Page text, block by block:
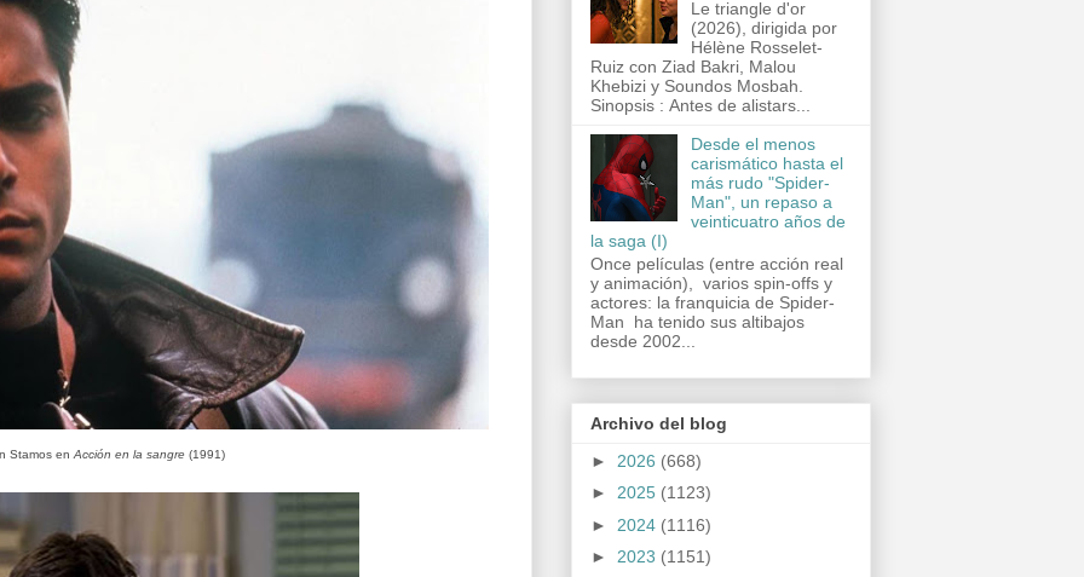
Stamos enAcción en la sangre (1991)
Le triangle d'or
(2026), dirigida por
Hélène Rosselet-
Ruiz con Ziad Bakri, Malou
Khebizi y Soundos Mosbah.
Sinopsis : Antes de alistars...
Desde el menos
carismático hasta el
más rudo "Spider-
Man", un repaso a
veinticuatro años de
la saga (I)
Once películas (entre acción real
y animación), varios spin-offs y
actores: la franquicia de Spider-
Man ha tenido sus altibajos
desde 2002...
Archivo del blog
► 2026 (668)
► 2025 (1123)
► 2024 (1116)
► 2023 (1151)